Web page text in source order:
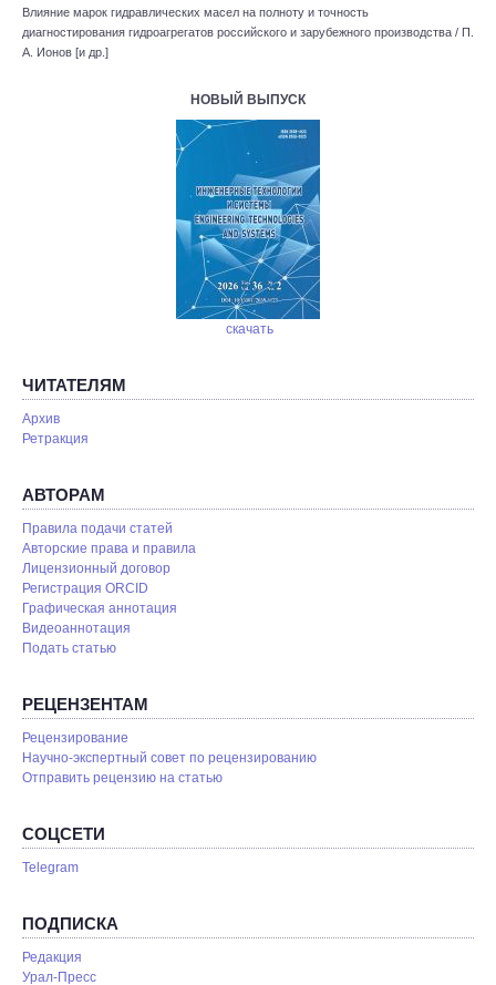
Влияние марок гидравлических масел на полноту и точность
диагностирования гидроагрегатов российского и зарубежного производства / П.
А. Ионов [и др.]
НОВЫЙ ВЫПУСК
скачать
ЧИТАТЕЛЯМ
Архив
Ретракция
АВТОРАМ
Правила подачи статей
Авторские права и правила
Лицензионный договор
Регистрация ORCID
Графическая аннотация
Видеоаннотация
Подать статью
РЕЦЕНЗЕНТАМ
Рецензирование
Научно-экспертный совет по рецензированию
Отправить рецензию на статью
СОЦСЕТИ
Telegram
ПОДПИСКА
Редакция
Урал-Пресс